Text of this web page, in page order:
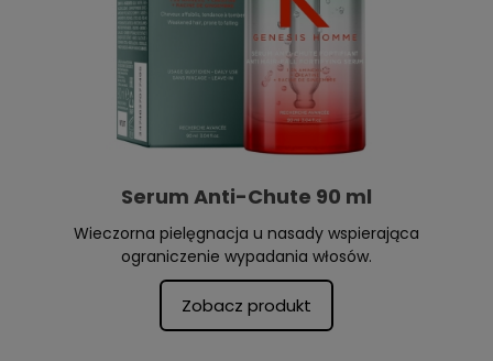
Serum Anti-Chute 90 ml
Wieczorna pielęgnacja u nasady wspierająca
ograniczenie wypadania włosów.
Zobacz produkt